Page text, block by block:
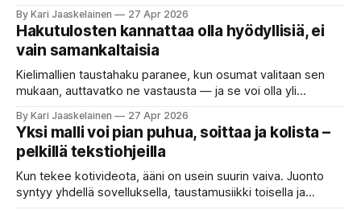
etsimässä verkosta apuria, joka hoitaisi puolestasi arjen
askareita: täyttäisi lomakkeen, järjestäisi matkasuunnitelman
tai seulisi pitkän asiakirjakasan ydinkohdat. Vastassa on
valikoima, joka muistuttaa sovelluskauppaa steroideilla.
Jokainen ”tekoälyagentti” lupaa paljon
By Kari Jaaskelainen 27 Apr 2026
Hakutulosten kannattaa olla hyödyllisiä, ei
vain samankaltaisia
Kielimallien taustahaku paranee, kun osumat valitaan sen
mukaan, auttavatko ne vastausta — ja se voi olla yli
että kysyt työpaikan chat-robotilta: “Mitä viime kuun
kokouspäiväkirjassa päätettiin etätyöpäivistä?” Robotti
selaa arkistoja ja poimii sinulle pätkän, jossa toistellaan, mitä
etätyö tarkoittaa. Teksti on aiheeltaan lähellä kysymystä,
By Kari Jaaskelainen 27 Apr 2026
Yksi malli voi pian puhua, soittaa ja kolista –
pelkillä tekstiohjeilla
Kun tekee kotivideota, ääni on usein suurin vaiva. Juonto
syntyy yhdellä sovelluksella, taustamusiikki toisella ja